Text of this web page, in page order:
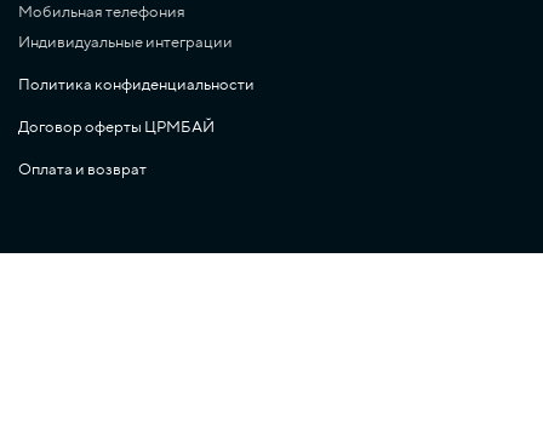
Мобильная телефония
Индивидуальные интеграции
Политика конфиденциальности
Договор оферты ЦРМБАЙ
Оплата и возврат